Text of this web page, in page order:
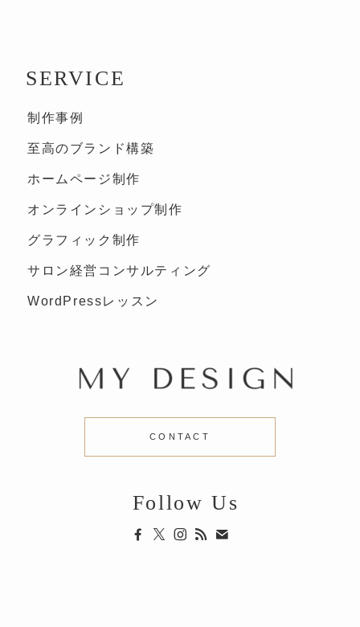
SERVICE
制作事例
至高のブランド構築
ホームページ制作
オンラインショップ制作
グラフィック制作
サロン経営コンサルティング
WordPressレッスン
CONTACT
Follow Us